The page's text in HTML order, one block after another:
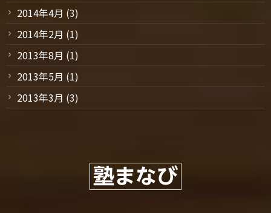
2014年4月 (3)
2014年2月 (1)
2013年8月 (1)
2013年5月 (1)
2013年3月 (3)